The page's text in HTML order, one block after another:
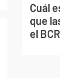
Cuál
que
el